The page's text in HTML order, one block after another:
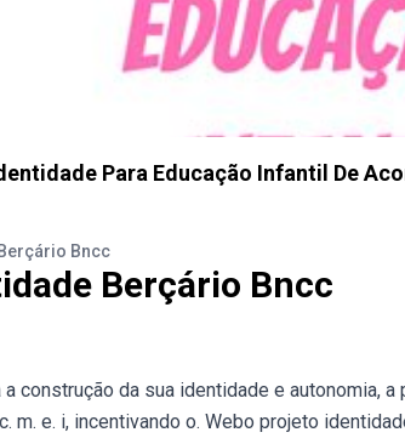
Para Educação Infantil De
Bncc
Berçário Bncc
construção da sua identidade e autonomia,
m. e. i, incentivando o. Webo projeto